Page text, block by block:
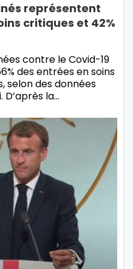
représentent
critiques et 42%
contre le Covid-19
des entrées en soins
selon des données
la…